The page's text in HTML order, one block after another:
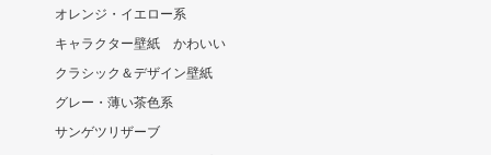
オレンジ・イエロー系
キャラクター壁紙 かわいい
クラシック＆デザイン壁紙
グレー・薄い茶色系
サンゲツリザーブ